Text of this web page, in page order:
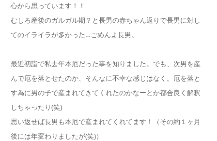
心から思っています！！
むしろ産後のガルガル期？と長男の赤ちゃん返りで長男に対し
てのイライラが多かった…ごめんよ長男。
最近初詣で私去年本厄だった事を知りました。でも、次男を産
んで厄を落とせたのか、そんなに不幸な感じはなく。厄を落と
す為に男の子で産まれてきてくれたのかなーとか都合良く解釈
しちゃったり(笑)
思い返せば長男も本厄で産まれてくれてます！（その約１ヶ月
後には年変わりましたが(笑)）